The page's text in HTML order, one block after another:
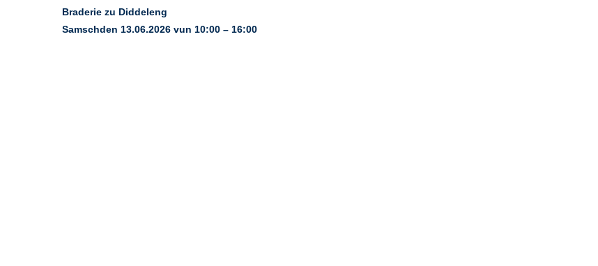
Braderie zu Diddeleng
Samschden 13.06.2026 vun 10:00 – 16:00